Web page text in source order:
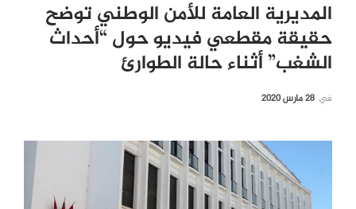
المديرية العامة للأمن الوطني توضح
حقيقة مقطعي فيديو حول “أحداث
الشغب” أثناء حالة الطوارئ
في 28 مارس 2020